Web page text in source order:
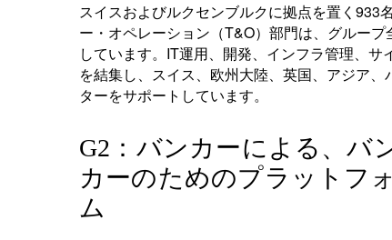
スイスおよびルクセンブルクに拠点を置く933
ー・オペレーション（T&O）部門は、グルー
しています。IT運用、開発、インフラ管理、
を結集し、スイス、欧州大陸、英国、アジア
ターをサポートしています。
G2：バンカーによる、バ
カーのためのプラットフ
ム